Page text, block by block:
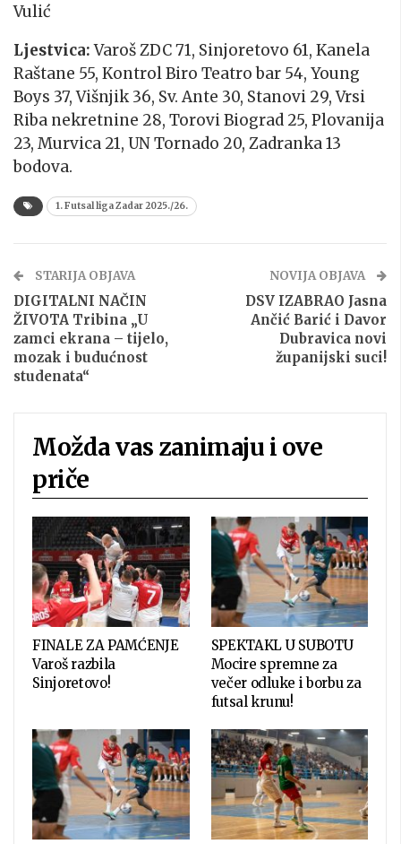
Vulić
Ljestvica:Varoš ZDC 71, Sinjoretovo 61, Kanela
Raštane 55, Kontrol Biro Teatro bar 54, Young
Boys 37, Višnjik 36, Sv. Ante 30, Stanovi 29, Vrsi
Riba nekretnine 28, Torovi Biograd 25, Plovanija
23, Murvica 21, UN Tornado 20, Zadranka 13
bodova.
1. Futsal liga Zadar 2025./26.
STARIJA OBJAVA
DIGITALNI NAČIN
ŽIVOTA Tribina „U
zamci ekrana – tijelo,
mozak i budućnost
studenata“
NOVIJA OBJAVA
DSV IZABRAO Jasna
Ančić Barić i Davor
Dubravica novi
županijski suci!
Možda vas zanimaju i ove
priče
FINALE ZA PAMĆENJE
Varoš razbila
Sinjoretovo!
SPEKTAKL U SUBOTU
Mocire spremne za
večer odluke i borbu za
futsal krunu!